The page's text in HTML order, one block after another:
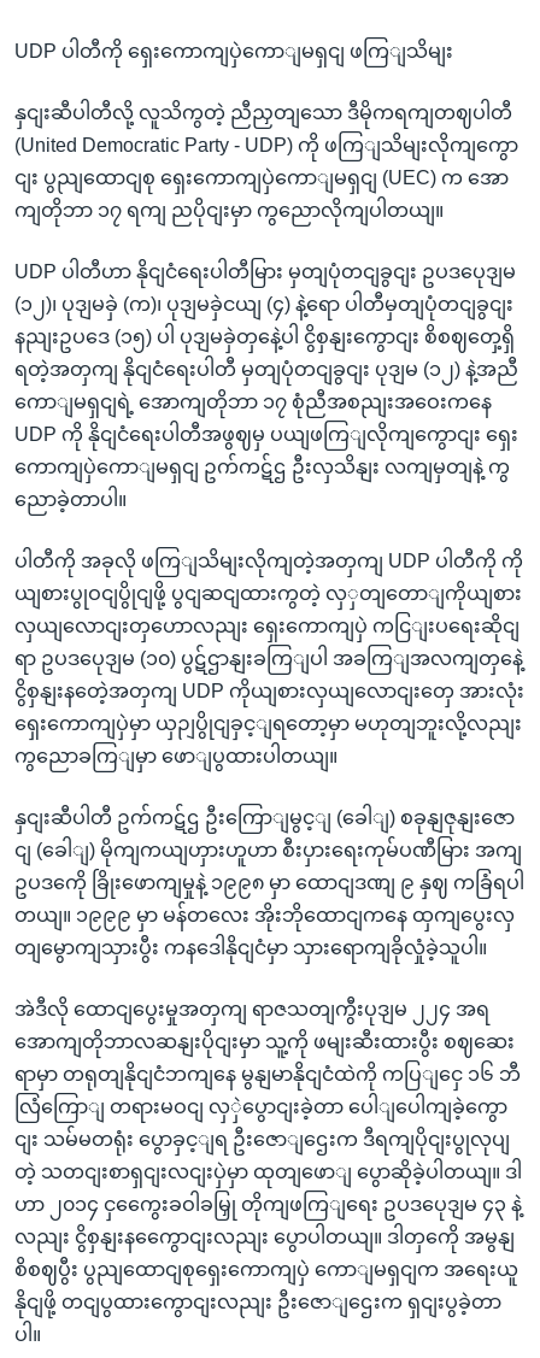
UDP ပါတီကို ရှေးကောကျပှဲကောျမရှငျ ဖကြျသိမျး
နှငျးဆီပါတီလို့ လူသိကွတဲ့ ညီညှတျသော ဒီမိုကရကျတဈပါတီ
(United Democratic Party - UDP) ကို ဖကြျသိမျးလိုကျကွော
ငျး ပွညျထောငျစု ရှေးကောကျပှဲကောျမရှငျ (UEC) က အော
ကျတိုဘာ ၁၇ ရကျ ညပိုငျးမှာ ကွညောလိုကျပါတယျ။
UDP ပါတီဟာ နိုငျငံရေးပါတီမြား မှတျပုံတငျခွငျး ဥပဒပေုဒျမ
(၁၂)၊ ပုဒျမခှဲ (က)၊ ပုဒျမခှဲငယျ (၄) နဲ့ရော ပါတီမှတျပုံတငျခွငျး
နညျးဥပဒေ (၁၅) ပါ ပုဒျမခှဲတှနေဲ့ပါ ငွိစှနျးကွောငျး စိစဈတှေ့ရှိ
ရတဲ့အတှကျ နိုငျငံရေးပါတီ မှတျပုံတငျခွငျး ပုဒျမ (၁၂) နဲ့အညီ
ကောျမရှငျရဲ့ အောကျတိုဘာ ၁၇ စုံညီအစညျးအဝေးကနေ
UDP ကို နိုငျငံရေးပါတီအဖွဈမှ ပယျဖကြျလိုကျကွောငျး ရှေး
ကောကျပှဲကောျမရှငျ ဥက်ကဋ်ဌ ဦးလှသိနျး လကျမှတျနဲ့ ကွ
ညောခဲ့တာပါ။
ပါတီကို အခုလို ဖကြျသိမျးလိုကျတဲ့အတှကျ UDP ပါတီကို ကို
ယျစားပွုဝငျပွိုငျဖို့ ပွငျဆငျထားကွတဲ့ လှှတျတောျကိုယျစား
လှယျလောငျးတှဟောလညျး ရှေးကောကျပှဲ ကငြျးပရေးဆိုငျ
ရာ ဥပဒပေုဒျမ (၁၀) ပွဋ်ဌာနျးခကြျပါ အခကြျအလကျတှနေဲ့
ငွိစှနျးနတေဲ့အတှကျ UDP ကိုယျစားလှယျလောငျးတှေ အားလုံး
ရှေးကောကျပှဲမှာ ယှဉျပွိုငျခှင့ျရတော့မှာ မဟုတျဘူးလို့လညျး
ကွညောခကြျမှာ ဖောျပွထားပါတယျ။
နှငျးဆီပါတီ ဥက်ကဋ်ဌ ဦးကြောျမွင့ျ (ခေါျ) စခုနျဇုနျးဇော
ငျ (ခေါျ) မိုကျကယျဟှားဟူဟာ စီးပှားရေးကုမ်ပဏီမြား အကျ
ဥပဒကေို ခြိုးဖောကျမှုနဲ့ ၁၉၉၈ မှာ ထောငျဒဏျ ၉ နှဈ ကခြံရပါ
တယျ။ ၁၉၉၉ မှာ မန်တလေး အိုးဘိုထောငျကနေ ထှကျပွေးလှ
တျမွောကျသှားပွီး ကနဒေါနိုငျငံမှာ သှားရောကျခိုလှုံခဲ့သူပါ။
အဲဒီလို ထောငျပွေးမှုအတှကျ ရာဇသတျကွီးပုဒျမ ၂၂၄ အရ
အောကျတိုဘာလဆနျးပိုငျးမှာ သူ့ကို ဖမျးဆီးထားပွီး စဈဆေး
ရာမှာ တရုတျနိုငျငံဘကျနေ မွနျမာနိုငျငံထဲကို ကပြျငှေ ၁၆ ဘီ
လြံကြောျ တရားမဝငျ လှှဲပွောငျးခဲ့တာ ပေါျပေါကျခဲ့ကွော
ငျး သမ်မတရုံး ပွောခှင့ျရ ဦးဇောျဌေးက ဒီရကျပိုငျးပွုလုပျ
တဲ့ သတငျးစာရှငျးလငျးပှဲမှာ ထုတျဖောျ ပွောဆိုခဲ့ပါတယျ။ ဒါ
ဟာ ၂၀၁၄ ငှကွေေးခဝါခမြှု တိုကျဖကြျရေး ဥပဒပေုဒျမ ၄၃ နဲ့
လညျး ငွိစှနျးနကွေောငျးလညျး ပွောပါတယျ။ ဒါတှကေို အမွနျ
စိစဈပွီး ပွညျထောငျစုရှေးကောကျပှဲ ကောျမရှငျက အရေးယူ
နိုငျဖို့ တငျပွထားကွောငျးလညျး ဦးဇောျဌေးက ရှငျးပွခဲ့တာ
ပါ။